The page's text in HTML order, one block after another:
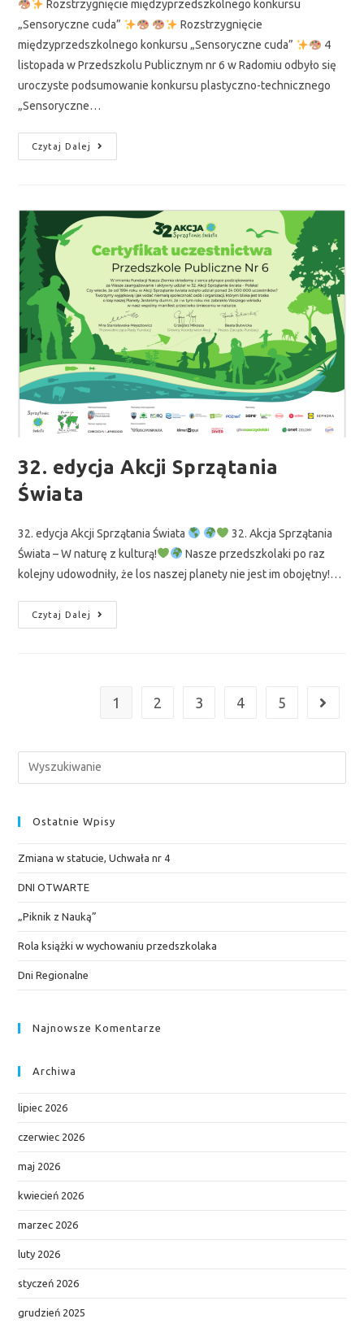
Rozstrzygnięcie międzyprzedszkolnego konkursu
„Sensoryczne cuda”
Rozstrzygnięcie
międzyprzedszkolnego konkursu „Sensoryczne cuda”
4
listopada w Przedszkolu Publicznym nr 6 w Radomiu odbyło się
uroczyste podsumowanie konkursu plastyczno-technicznego
„Sensoryczne…
Czytaj Dalej
32. edycja Akcji Sprzątania
Świata
32. edycja Akcji Sprzątania Świata
32. Akcja Sprzątania
Świata – W naturę z kulturą!
Nasze przedszkolaki po raz
kolejny udowodniły, że los naszej planety nie jest im obojętny!…
Czytaj Dalej
1 2 3 4 5
Ostatnie Wpisy
Zmiana w statucie, Uchwała nr 4
DNI OTWARTE
„Piknik z Nauką”
Rola książki w wychowaniu przedszkolaka
Dni Regionalne
Najnowsze Komentarze
Archiwa
lipiec 2026
czerwiec 2026
maj 2026
kwiecień 2026
marzec 2026
luty 2026
styczeń 2026
grudzień 2025